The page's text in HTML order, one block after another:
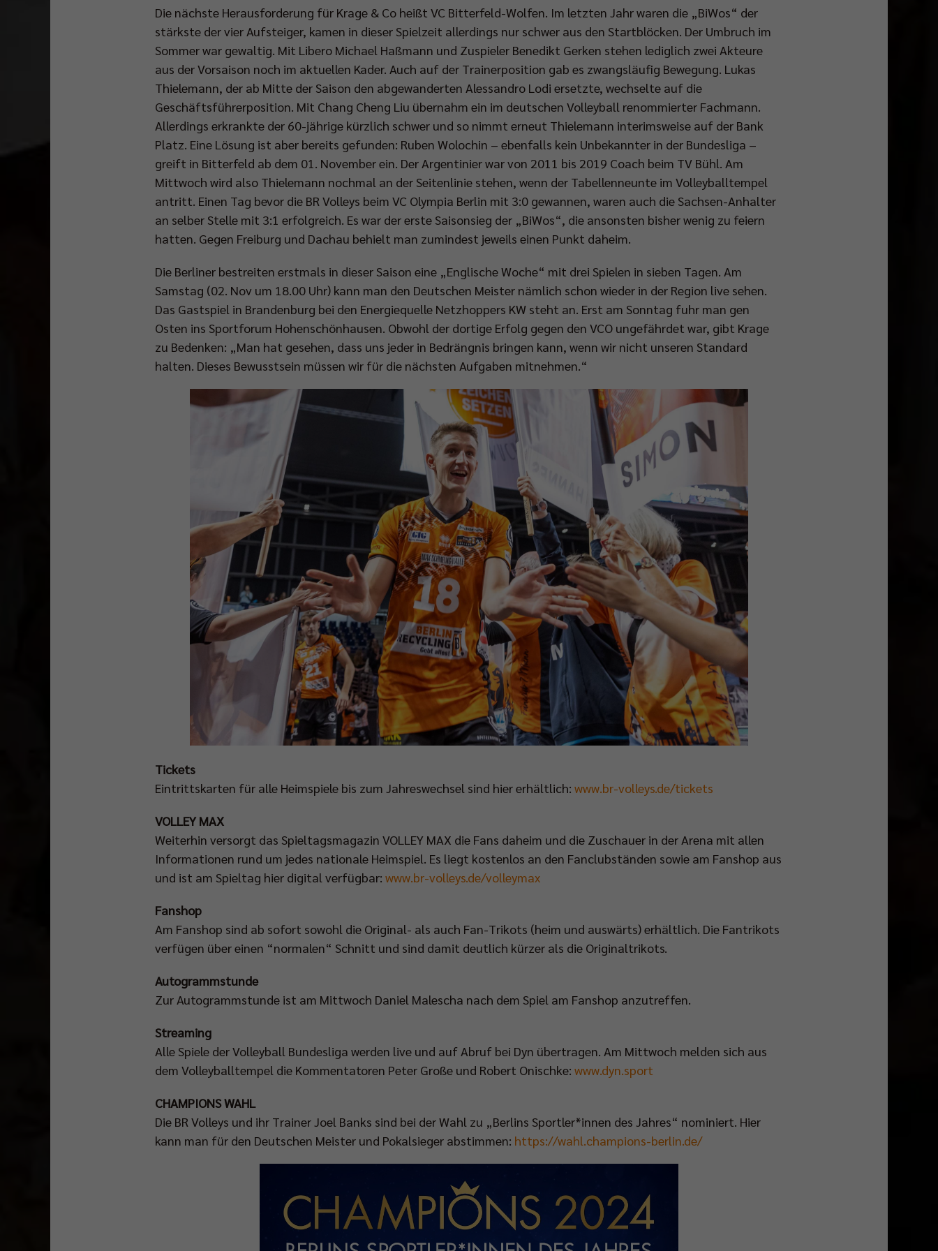
Die nächste Herausforderung für Krage & Co heißt VC Bitterfeld-Wolfen. Im letzten Jahr waren die „BiWos“ der
stärkste der vier Aufsteiger, kamen in dieser Spielzeit allerdings nur schwer aus den Startblöcken. Der Umbruch im
Sommer war gewaltig. Mit Libero Michael Haßmann und Zuspieler Benedikt Gerken stehen lediglich zwei Akteure
aus der Vorsaison noch im aktuellen Kader. Auch auf der Trainerposition gab es zwangsläufig Bewegung. Lukas
Thielemann, der ab Mitte der Saison den abgewanderten Alessandro Lodi ersetzte, wechselte auf die
Geschäftsführerposition. Mit Chang Cheng Liu übernahm ein im deutschen Volleyball renommierter Fachmann.
Allerdings erkrankte der 60-jährige kürzlich schwer und so nimmt erneut Thielemann interimsweise auf der Bank
Platz. Eine Lösung ist aber bereits gefunden: Ruben Wolochin – ebenfalls kein Unbekannter in der Bundesliga –
greift in Bitterfeld ab dem 01. November ein. Der Argentinier war von 2011 bis 2019 Coach beim TV Bühl. Am
Mittwoch wird also Thielemann nochmal an der Seitenlinie stehen, wenn der Tabellenneunte im Volleyballtempel
antritt. Einen Tag bevor die BR Volleys beim VC Olympia Berlin mit 3:0 gewannen, waren auch die Sachsen-Anhalter
an selber Stelle mit 3:1 erfolgreich. Es war der erste Saisonsieg der „BiWos“, die ansonsten bisher wenig zu feiern
hatten. Gegen Freiburg und Dachau behielt man zumindest jeweils einen Punkt daheim.
Die Berliner bestreiten erstmals in dieser Saison eine „Englische Woche“ mit drei Spielen in sieben Tagen. Am
Samstag (02. Nov um 18.00 Uhr) kann man den Deutschen Meister nämlich schon wieder in der Region live sehen.
Das Gastspiel in Brandenburg bei den Energiequelle Netzhoppers KW steht an. Erst am Sonntag fuhr man gen
Osten ins Sportforum Hohenschönhausen. Obwohl der dortige Erfolg gegen den VCO ungefährdet war, gibt Krage
zu Bedenken: „Man hat gesehen, dass uns jeder in Bedrängnis bringen kann, wenn wir nicht unseren Standard
halten. Dieses Bewusstsein müssen wir für die nächsten Aufgaben mitnehmen.“
Tickets
Eintrittskarten für alle Heimspiele bis zum Jahreswechsel sind hier erhältlich: www.br-volleys.de/tickets
VOLLEY MAX
Weiterhin versorgt das Spieltagsmagazin VOLLEY MAX die Fans daheim und die Zuschauer in der Arena mit allen
Informationen rund um jedes nationale Heimspiel. Es liegt kostenlos an den Fanclubständen sowie am Fanshop aus
und ist am Spieltag hier digital verfügbar: www.br-volleys.de/volleymax
Fanshop
Am Fanshop sind ab sofort sowohl die Original- als auch Fan-Trikots (heim und auswärts) erhältlich. Die Fantrikots
verfügen über einen “normalen“ Schnitt und sind damit deutlich kürzer als die Originaltrikots.
Autogrammstunde
Zur Autogrammstunde ist am Mittwoch Daniel Malescha nach dem Spiel am Fanshop anzutreffen.
Streaming
Alle Spiele der Volleyball Bundesliga werden live und auf Abruf bei Dyn übertragen. Am Mittwoch melden sich aus
dem Volleyballtempel die Kommentatoren Peter Große und Robert Onischke: www.dyn.sport
CHAMPIONS WAHL
Die BR Volleys und ihr Trainer Joel Banks sind bei der Wahl zu „Berlins Sportler*innen des Jahres“ nominiert. Hier
kann man für den Deutschen Meister und Pokalsieger abstimmen: https://wahl.champions-berlin.de/